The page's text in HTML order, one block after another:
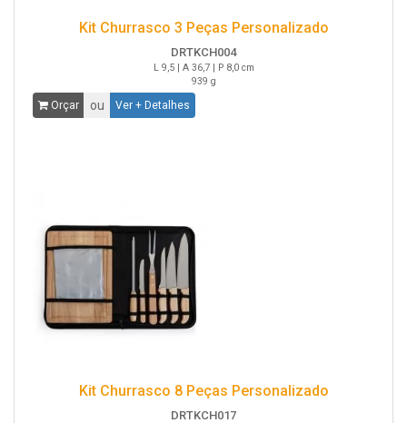
Kit Churrasco 3 Peças Personalizado
DRTKCH004
L 9,5 | A 36,7 | P 8,0 cm
939 g
Orçar ou Ver + Detalhes
Kit Churrasco 8 Peças Personalizado
DRTKCH017